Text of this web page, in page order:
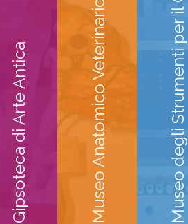
Gipsoteca di Arte Antica Museo Anatomico Veterinario Museo degli Strumenti per il Calcolo